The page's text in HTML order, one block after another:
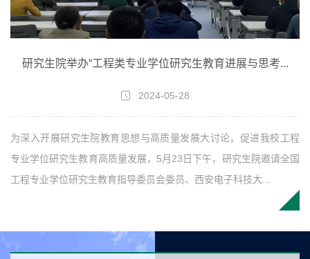
研究生院举办“工程类专业学位研究生教育进展与思考...
2024-05-28
为深入开展研究生院教育思想与高质量发展大讨论，促进我校工程
专业学位研究生教育高质量发展，5月23日下午，研究生院邀请全国
工程专业学位研究生教育指导委员会委员、西安电子科技大...